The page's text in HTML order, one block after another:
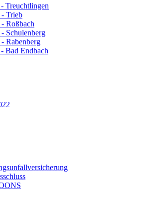
Treuchtlingen
- Trieb
Roßbach
Schulenberg
Rabenberg
Bad Endbach